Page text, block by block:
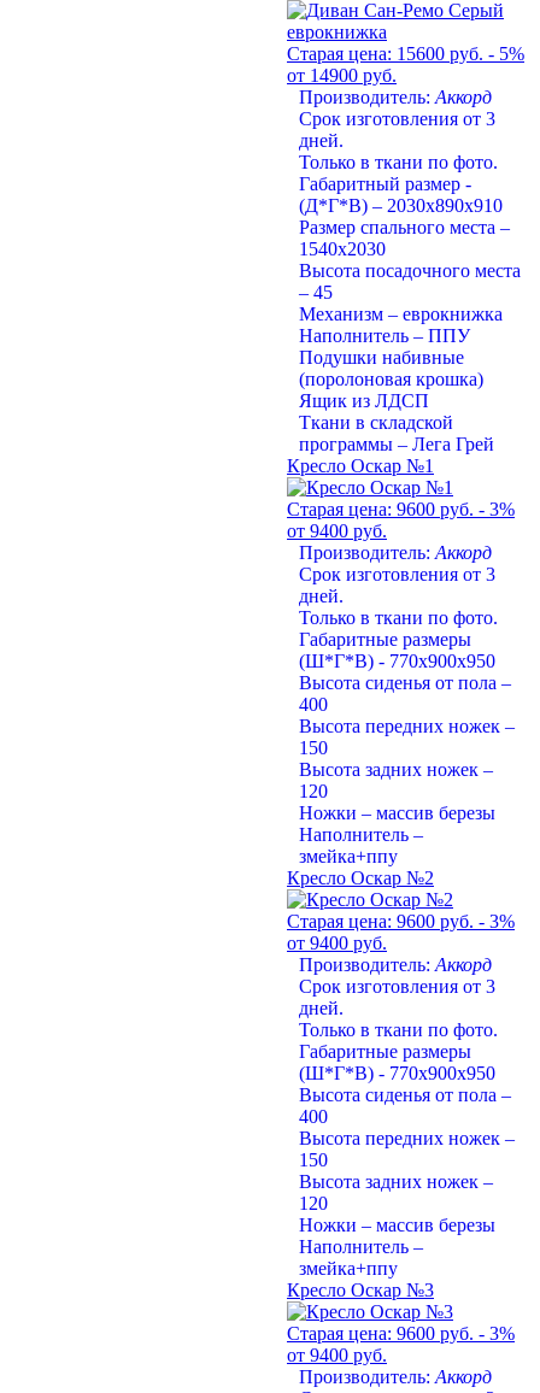
Старая цена: 15600 руб. - 5%
от 14900 руб.
Производитель: Аккорд
Срок изготовления от 3
дней.
Только в ткани по фото.
Габаритный размер -
(Д*Г*В) – 2030х890х910
Размер спального места –
1540х2030
Высота посадочного места
– 45
Механизм – еврокнижка
Наполнитель – ППУ
Подушки набивные
(поролоновая крошка)
Ящик из ЛДСП
Ткани в складской
программы – Лега Грей
Кресло Оскар №1
Старая цена: 9600 руб. - 3%
от 9400 руб.
Производитель: Аккорд
Срок изготовления от 3
дней.
Только в ткани по фото.
Габаритные размеры
(Ш*Г*В) - 770х900х950
Высота сиденья от пола –
400
Высота передних ножек –
150
Высота задних ножек –
120
Ножки – массив березы
Наполнитель –
змейка+ппу
Кресло Оскар №2
Старая цена: 9600 руб. - 3%
от 9400 руб.
Производитель: Аккорд
Срок изготовления от 3
дней.
Только в ткани по фото.
Габаритные размеры
(Ш*Г*В) - 770х900х950
Высота сиденья от пола –
400
Высота передних ножек –
150
Высота задних ножек –
120
Ножки – массив березы
Наполнитель –
змейка+ппу
Кресло Оскар №3
Старая цена: 9600 руб. - 3%
от 9400 руб.
Производитель: Аккорд